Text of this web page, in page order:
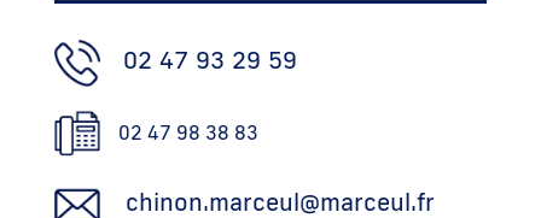
02 47 93 29 59
02 47 98 38 83
chinon.marceul@marceul.fr